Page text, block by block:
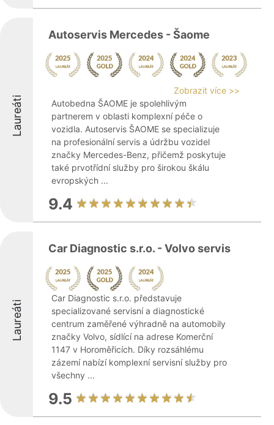
Laureáti
Autoservis Mercedes - Šaome
Zobrazit více >>
Autobedna ŠAOME je spolehlivým
partnerem v oblasti komplexní péče o
vozidla. Autoservis ŠAOME se specializuje
na profesionální servis a údržbu vozidel
značky Mercedes-Benz, přičemž poskytuje
také prvotřídní služby pro širokou škálu
evropských ...
9.4
Laureáti
Car Diagnostic s.r.o. - Volvo servis
Car Diagnostic s.r.o. představuje
specializované servisní a diagnostické
centrum zaměřené výhradně na automobily
značky Volvo, sídlící na adrese Komerční
1147 v Horoměřicích. Díky rozsáhlému
zázemí nabízí komplexní servisní služby pro
všechny ...
9.5